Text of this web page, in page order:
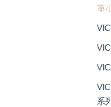
筆
系列